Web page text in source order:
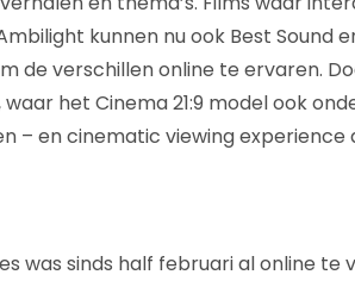
kunnen nu ook Best Sound
de verschillen online te ervaren.
waar het Cinema 21:9 model ook
– en cinematic viewing experience
was sinds half februari al online te